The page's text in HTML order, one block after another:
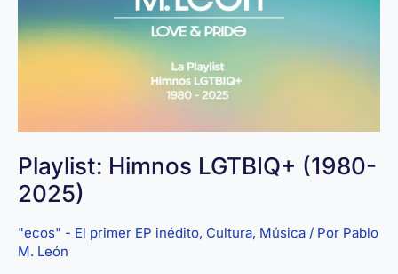
Playlist: Himnos LGTBIQ+ (1980-
2025)
"ecos" - El primer EP inédito, Cultura, Música / Por Pablo
M. León